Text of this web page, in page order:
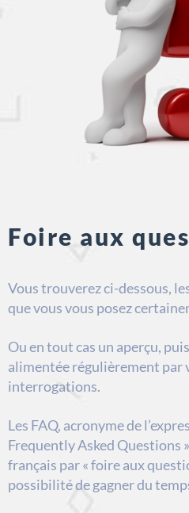
Foire aux
Vous trouverez ci-dessous,
que vous vous posez
Ou en tout cas un aperçu,
alimentée régulièrement par
interrogations.
Les FAQ, acronyme de
Frequently Asked Questions
français par « foire aux
possibilité de gagner du